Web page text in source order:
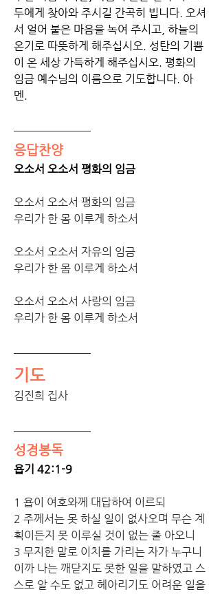
두에게 찾아와 주시길 간곡히 빕니다. 오셔
서 얼어 붙은 마음을 녹여 주시고, 하늘의
온기로 따뜻하게 해주십시오. 성탄의 기쁨
이 온 세상 가득하게 해주십시오. 평화의
임금 예수님의 이름으로 기도합니다. 아
멘.
응답찬양
오소서 오소서 평화의 임금
오소서 오소서 평화의 임금
우리가 한 몸 이루게 하소서
오소서 오소서 자유의 임금
우리가 한 몸 이루게 하소서
오소서 오소서 사랑의 임금
우리가 한 몸 이루게 하소서
기도
김진희 집사
성경봉독
욥기 42:1-9
1 욥이 여호와께 대답하여 이르되
2 주께서는 못 하실 일이 없사오며 무슨 계
획이든지 못 이루실 것이 없는 줄 아오니
3 무지한 말로 이치를 가리는 자가 누구니
이까 나는 깨닫지도 못한 일을 말하였고 스
스로 알 수도 없고 헤아리기도 어려운 일을